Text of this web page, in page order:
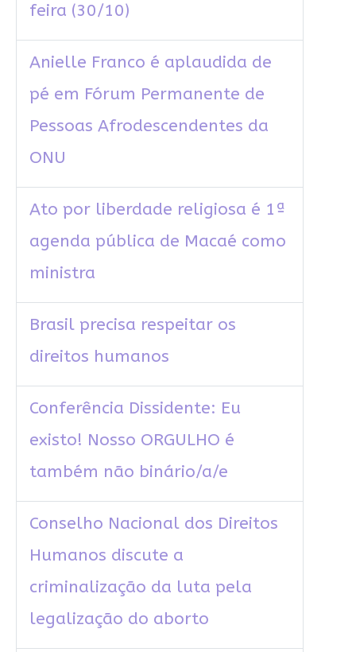
feira (30/10)
Anielle Franco é aplaudida de
pé em Fórum Permanente de
Pessoas Afrodescendentes da
ONU
Ato por liberdade religiosa é 1ª
agenda pública de Macaé como
ministra
Brasil precisa respeitar os
direitos humanos
Conferência Dissidente: Eu
existo! Nosso ORGULHO é
também não binário/a/e
Conselho Nacional dos Direitos
Humanos discute a
criminalização da luta pela
legalização do aborto